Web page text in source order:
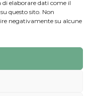
di elaborare dati come il
questo sito. Non
negativamente su alcune
Roma (RM) |
PEC:
Codice Univoco: